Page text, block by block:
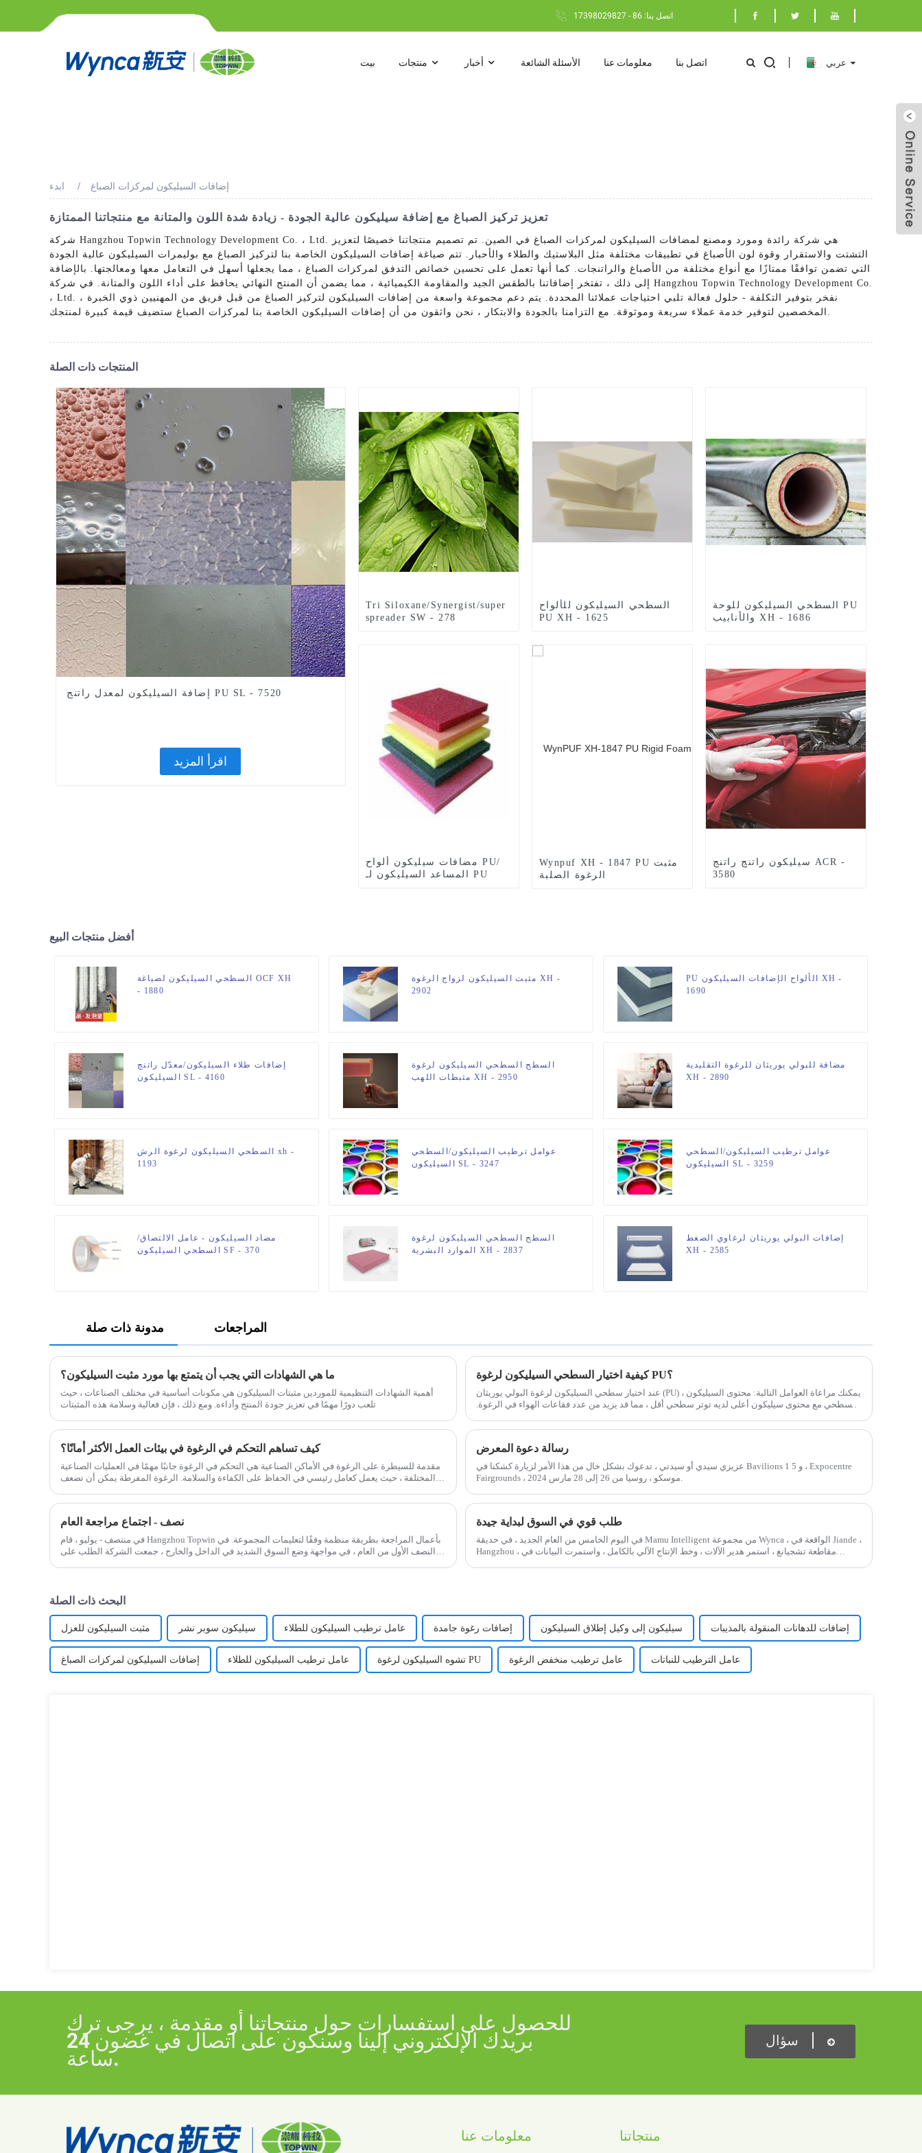
اتصل بنا: 86 - 17398029827
بيت منتجات أخبار الأسئلة الشائعة معلومات عنا اتصل بنا عربي
ابدء إضافات السيليكون لمركزات الصباغ
تعزيز تركيز الصباغ مع إضافة سيليكون عالية الجودة - زيادة شدة اللون والمتانة مع منتجاتنا الممتازة
شركة Hangzhou Topwin Technology Development Co. ، Ltd. هي شركة رائدة ومورد ومصنع لمضافات السيليكون لمركزات الصباغ في الصين. تم تصميم منتجاتنا خصيصًا لتعزيز
التشتت والاستقرار وقوة لون الأصباغ في تطبيقات مختلفة مثل البلاستيك والطلاء والأحبار. تتم صياغة إضافات السيليكون الخاصة بنا لتركيز الصباغ مع بوليمرات السيليكون عالية الجودة
التي تضمن توافقًا ممتازًا مع أنواع مختلفة من الأصباغ والراتنجات. كما أنها تعمل على تحسين خصائص التدفق لمركزات الصباغ ، مما يجعلها أسهل في التعامل معها ومعالجتها. بالإضافة
إلى ذلك ، تفتخر إضافاتنا بالطقس الجيد والمقاومة الكيميائية ، مما يضمن أن المنتج النهائي يحافظ على أداء اللون والمتانة. في شركة Hangzhou Topwin Technology Development Co.
، Ltd. ، نفخر بتوفير التكلفة - حلول فعالة تلبي احتياجات عملائنا المحددة. يتم دعم مجموعة واسعة من إضافات السيليكون لتركيز الصباغ من قبل فريق من المهنيين ذوي الخبرة
المخصصين لتوفير خدمة عملاء سريعة وموثوقة. مع التزامنا بالجودة والابتكار ، نحن واثقون من أن إضافات السيليكون الخاصة بنا لمركزات الصباغ ستضيف قيمة كبيرة لمنتجك.
المنتجات ذات الصلة
إضافة السيليكون لمعدل راتنج PU SL - 7520
اقرأ المزيد
Tri Siloxane/Synergist/super
spreader SW - 278
السطحي السيليكون للألواح
PU XH - 1625
السطحي السيليكون للوحة PU
والأنابيب XH - 1686
مضافات سيليكون ألواح PU/
المساعد السيليكون لـ PU
Wynpuf XH - 1847 PU مثبت
الرغوة الصلبة
سيليكون راتنج راتنج ACR -
3580
أفضل منتجات البيع
السطحي السيليكون لصياغة OCF XH
- 1880
مثبت السيليكون لزواج الرغوة XH -
2902
PU الألواح الإضافات السيليكون XH -
1690
إضافات طلاء السيليكون/معدّل راتنج
السيليكون SL - 4160
السطح السطحي السيليكون لرغوة
مثبطات اللهب XH - 2950
مضافة للبولي يوريثان للرغوة التقليدية
XH - 2890
السطحي السيليكون لرغوة الرش xh -
1193
عوامل ترطيب السيليكون/السطحي
السيليكون SL - 3247
عوامل ترطيب السيليكون/السطحي
السيليكون SL - 3259
مضاد السيليكون - عامل الالتصاق/
السطحي السيليكون SF - 370
السطح السطحي السيليكون لرغوة
الموارد البشرية XH - 2837
إضافات البولي يوريثان لرغاوي الضغط
XH - 2585
مدونة ذات صلة المراجعات
ما هي الشهادات التي يجب أن يتمتع بها مورد مثبت السيليكون؟
أهمية الشهادات التنظيمية للموردين مثبتات السيليكون هي مكونات أساسية في مختلف الصناعات ، حيث
تلعب دورًا مهمًا في تعزيز جودة المنتج وأداءه. ومع ذلك ، فإن فعالية وسلامة هذه المثبتات
كيفية اختيار السطحي السيليكون لرغوة PU؟
عند اختيار سطحي السيليكون لرغوة البولي يوريثان (PU) ، يمكنك مراعاة العوامل التالية: محتوى السيليكون
السطحي مع محتوى سيليكون أعلى لديه توتر سطحي أقل ، مما قد يزيد من عدد فقاعات الهواء في الرغوة.
كيف تساهم التحكم في الرغوة في بيئات العمل الأكثر أمانًا؟
مقدمة للسيطرة على الرغوة في الأماكن الصناعية هي التحكم في الرغوة جانبًا مهمًا في العمليات الصناعية
المختلفة ، حيث يعمل كعامل رئيسي في الحفاظ على الكفاءة والسلامة. الرغوة المفرطة يمكن أن تضعف
رسالة دعوة المعرض
عزيزي سيدي أو سيدتي ، تدعوك بشكل خال من هذا الأمر لزيارة كشكنا في Bavilions 1 و 5 ، Expocentre
Fairgrounds ، موسكو ، روسيا من 26 إلى 28 مارس 2024.
نصف - اجتماع مراجعة العام
في منتصف - يوليو ، قام Hangzhou Topwin بأعمال المراجعة بطريقة منظمة وفقًا لتعليمات المجموعة. في
النصف الأول من العام ، في مواجهة وضع السوق الشديد في الداخل والخارج ، جمعت الشركة الطلب على
طلب قوي في السوق لبداية جيدة
في اليوم الخامس من العام الجديد ، في حديقة Mamu Intelligent من مجموعة Wynca ، الواقعة في Jiande ،
Hangzhou ، مقاطعة تشجيانغ ، استمر هدير الآلات ، وخط الإنتاج الآلي بالكامل ، واستمرت البيانات في
البحث ذات الصلة
مثبت السيليكون للعزل سيليكون سوبر نشر عامل ترطيب السيليكون للطلاء إضافات رغوة جامدة سيليكون إلى وكيل إطلاق السيليكون إضافات للدهانات المنقولة بالمذيبات
إضافات السيليكون لمركزات الصباغ عامل ترطيب السيليكون للطلاء تشوه السيليكون لرغوة PU عامل ترطيب منخفض الرغوة عامل الترطيب للنباتات
للحصول على استفسارات حول منتجاتنا أو مقدمة ، يرجى ترك
بريدك الإلكتروني إلينا وسنكون على اتصال في غضون 24
ساعة.
سؤال
معلومات عنا منتجاتنا